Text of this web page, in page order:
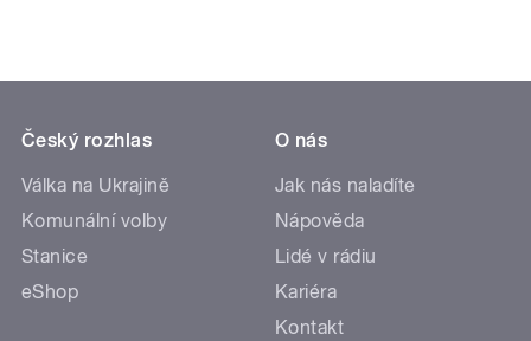
Český rozhlas
Válka na Ukrajině
Komunální volby
Stanice
eShop
O nás
Jak nás naladíte
Nápověda
Lidé v rádiu
Kariéra
Kontakt